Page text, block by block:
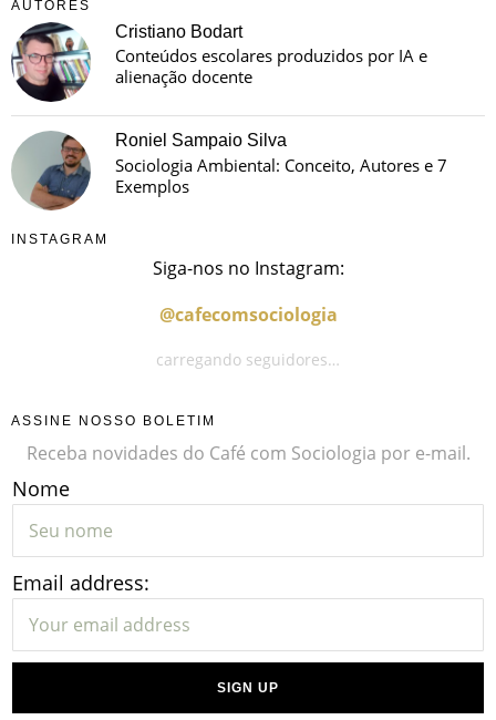
AUTORES
Cristiano Bodart
Conteúdos escolares produzidos por IA e
alienação docente
Roniel Sampaio Silva
Sociologia Ambiental: Conceito, Autores e 7
Exemplos
INSTAGRAM
Siga-nos no Instagram:
@cafecomsociologia
carregando seguidores…
ASSINE NOSSO BOLETIM
Receba novidades do Café com Sociologia por e-mail.
Nome
Email address: